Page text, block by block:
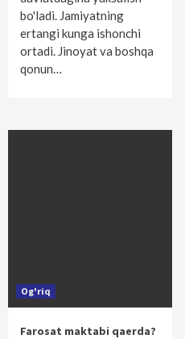
bo'ladi. Jamiyatning
ertangi kunga ishonchi
ortadi. Jinoyat va boshqa
qonun…
Og'riq
Farosat maktabi qaerda?